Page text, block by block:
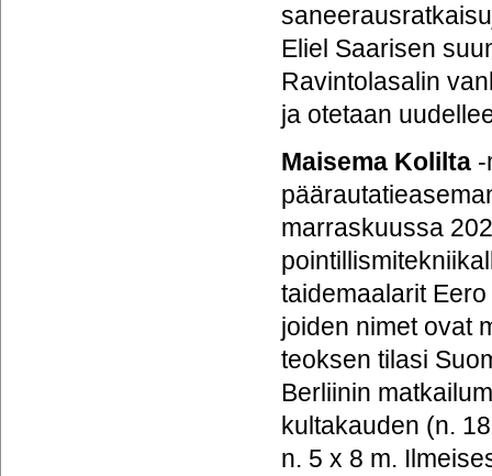
Eliel Saarisen
Ravintolasalin
ja otetaan
Maisema Kolilta
marraskuussa
taidemaalarit
joiden nimet ovat
teoksen tilasi
Berliinin
kultakauden (n.
n. 5 x 8 m.